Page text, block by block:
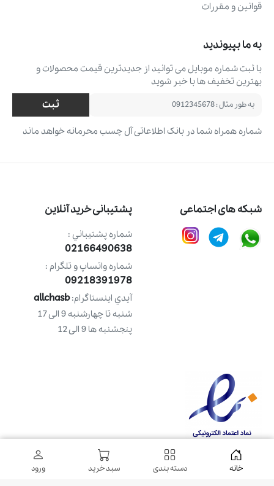
خانه دسته بندی سبد خرید ورود
قوانین و مقررات
به ما بپیوندید
با ثبت شماره موبایل می ‌توانید از جدیدترین قیمت محصولات و
بهترین تخفیف ‌ها با خبر شوید
ثبت
شماره همراه شما در بانک اطلاعاتی آل چسب محرمانه خواهد ماند
شبکه های اجتماعی پشتیبانی خرید آنلاین
شماره پشتيباني :
02166490638
شماره واتساپ و تلگرام :
09218391978
آيدي اينستاگرام:allchasb
شنبه تا چهارشنبه 9 الی 17
پنجشنبه ها 9 الی 12